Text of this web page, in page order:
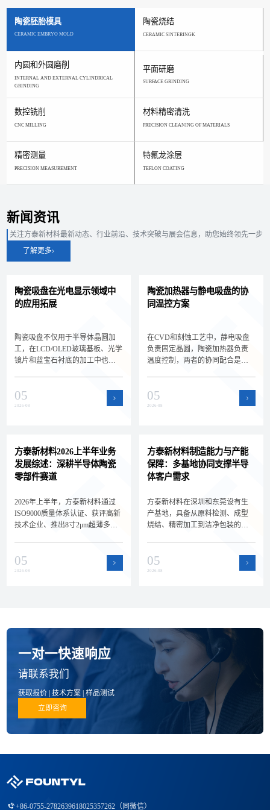
陶瓷胚胎模具
CERAMIC EMBRYO MOLD
陶瓷烧结
CERAMIC SINTERINGK
内圆和外圆磨削
INTERNAL AND EXTERNAL CYLINDRICAL
GRINDING
平面研磨
SURFACE GRINDING
数控铣削
CNC MILLING
材料精密清洗
PRECISION CLEANING OF MATERIALS
精密测量
PRECISION MEASUREMENT
特氟龙涂层
TEFLON COATING
新闻资讯
关注方泰新材料最新动态、行业前沿、技术突破与展会信息，助您始终领先一步
了解更多
陶瓷吸盘在光电显示领域中
的应用拓展
陶瓷吸盘不仅用于半导体晶圆加
工，在LCD/OLED玻璃基板、光学
镜片和蓝宝石衬底的加工中也扮
域的新应用场景和选型差异，拓
展核心产品的应用边界。
05
2026-08
陶瓷加热器与静电吸盘的协
同温控方案
在CVD和刻蚀工艺中，静电吸盘
负责固定晶圆，陶瓷加热器负责
温度控制，两者的协同配合是实
瓷加热器的集成方案和选型要
点，帮助设备工程师设计高效的
05
2026-08
方泰新材料2026上半年业务
发展综述：深耕半导体陶瓷
零部件赛道
2026年上半年，方泰新材料通过
ISO9000质量体系认证、获评高新
技术企业、推出8寸2μm超薄多孔
公司在品质、技术和产品方面的
进展。
05
2026-08
方泰新材料制造能力与产能
保障：多基地协同支撑半导
体客户需求
方泰新材料在深圳和东莞设有生
产基地，具备从原料检测、成型
烧结、精密加工到洁净包装的全
能力，为半导体设备客户的批量
订单和紧急需求提供支持。
05
2026-08
一对一快速响应
请联系我们
获取报价 | 技术方案 | 样品测试
立即咨询
+86-0755-2782639618025357262（同微信）